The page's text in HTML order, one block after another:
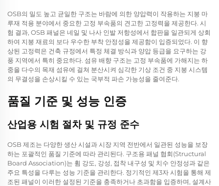
OSB의 밀도 높고 균일한 구조는 바람에 의한 양압력이 작용하는 지붕 마
루재 적용 분야에서 중요한 고정 부속품의 견고한 고정력을 제공한다. 시
험 결과, OSB 패널은 네일 및 나사 인발 저항성에서 합판을 일관되게 상회
하여 지붕 재료의 보다 우수한 부착 안정성을 제공함이 입증되었다. 이 향
상된 고정력은 건축 규정에서 특정 체결 방식과 양압 등급을 요구하는 강
풍 지역에서 특히 중요하다. 섬유 배향 구조는 고정 부속품에 가해지는 하
중을 다수의 목재 섬유에 걸쳐 분산시켜 심각한 기상 조건 중 지붕 시스템
의 무결성을 손상시킬 수 있는 국부적 파손 가능성을 줄여준다.
품질 기준 및 성능 인증
산업용 시험 절차 및 규정 준수
OSB 제조는 다양한 생산 시설과 시장 지역 전반에서 일관된 성능을 보장
하는 포괄적인 품질 기준에 따라 관리된다. 구조용 패널 협회(Structural
Board Association)는 휨 강도, 강성, 접착 내구성 및 치수 안정성과 같은
주요 특성을 다루는 성능 기준을 관리한다. 정기적인 제3자 시험을 통해 제
조된 패널이 이러한 설정된 기준을 충족하거나 초과함을 입증하며, 설계사